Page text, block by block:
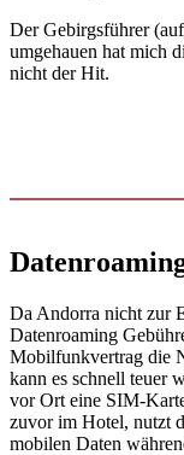
Der Gebirgsführer
umgehauen hat mich
nicht der Hit.
Da Andorra nicht zur
Datenroaming
Mobilfunkvertrag die
kann es schnell teuer
vor Ort eine SIM-
zuvor im Hotel, nutzt
mobilen Daten